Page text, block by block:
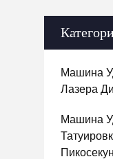
Машина
Лазера
Машина